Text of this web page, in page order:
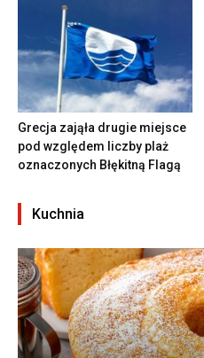
Grecja zająła drugie miejsce
pod względem liczby plaż
oznaczonych Błękitną Flagą
Kuchnia